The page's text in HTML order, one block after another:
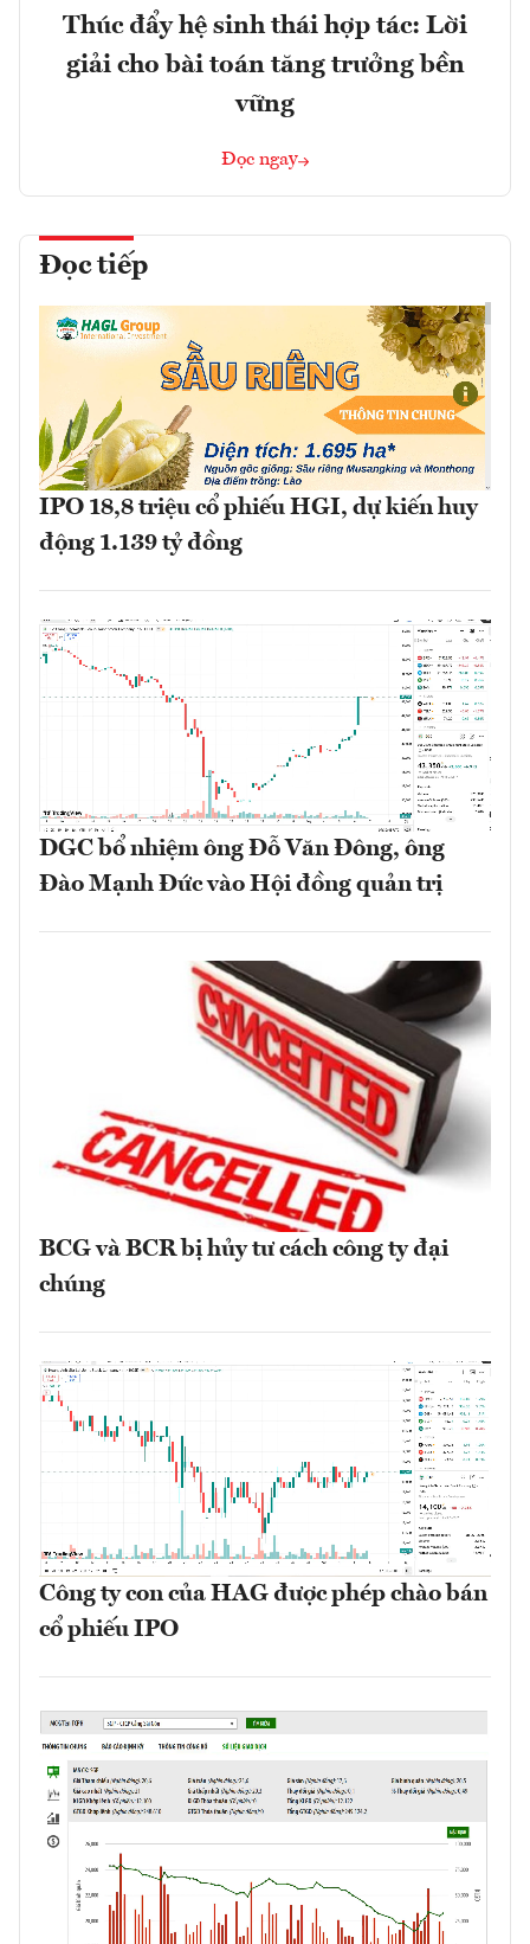
Thúc đẩy hệ sinh thái hợp tác: Lời
giải cho bài toán tăng trưởng bền
vững
Đọc ngay
Đọc tiếp
IPO 18,8 triệu cổ phiếu HGI, dự kiến huy
động 1.139 tỷ đồng
DGC bổ nhiệm ông Đỗ Văn Đông, ông
Đào Mạnh Đức vào Hội đồng quản trị
BCG và BCR bị hủy tư cách công ty đại
chúng
Công ty con của HAG được phép chào bán
cổ phiếu IPO